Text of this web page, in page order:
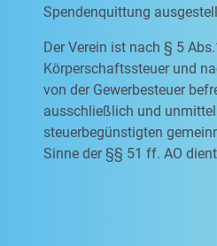
Spendenquittung
Der Verein ist nach § 5
Körperschaftssteuer und
von der Gewerbesteuer
ausschließlich und
steuerbegünstigten
Sinne der §§ 51 ff. AO